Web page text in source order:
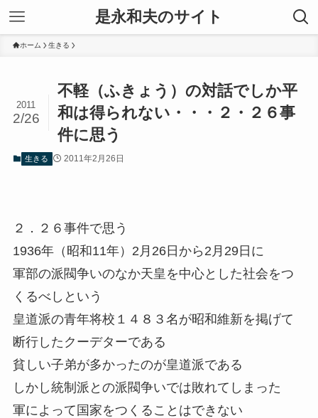
是永和夫のサイト
ホーム 生きる
不軽（ふきょう）の対話でしか平
和は得られない・・・２・２６事
件に思う
2011
2/26
生きる 2011年2月26日
２．２６事件で思う
1936年（昭和11年）2月26日から2月29日に
軍部の派閥争いのなか天皇を中心とした社会をつ
くるべしという
皇道派の青年将校１４８３名が昭和維新を掲げて
断行したクーデターである
貧しい子弟が多かったのが皇道派である
しかし統制派との派閥争いでは敗れてしまった
軍によって国家をつくることはできない